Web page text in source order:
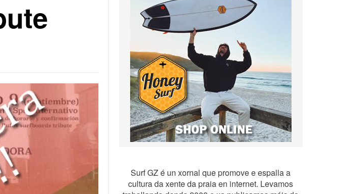
Surf GZ é un xornal que promove e espalla a
cultura da xente da praia en internet. Levamos